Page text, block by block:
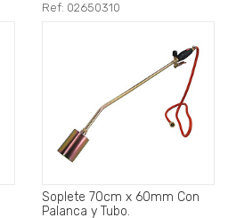
Ref: 02650310
Soplete 70cm x 60mm Con
Palanca y Tubo.